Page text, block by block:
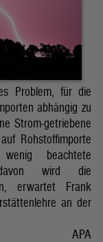
Problem, für die
abhängig zu
Strom-getriebene
Rohstoffimporte
beachtete
wird die
erwartet Frank
an der
APA